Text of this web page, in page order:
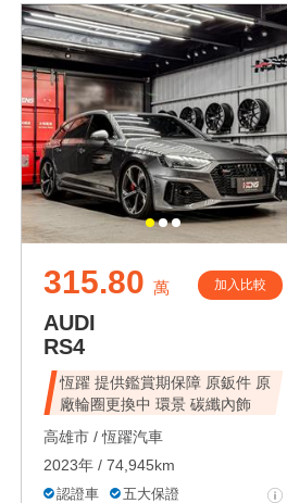
315.80 萬 加入比較
AUDI
RS4
恆躍 提供鑑賞期保障 原鈑件 原
廠輪圈更換中 環景 碳纖內飾
高雄市 /恆躍汽車
2023年 / 74,945km
認證車
五大保證